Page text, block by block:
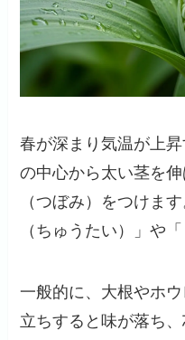
春が深まり気温が上
の中心から太い茎を
（つぼみ）をつけま
（ちゅうたい）」や
一般的に、大根やホ
立ちすると味が落ち